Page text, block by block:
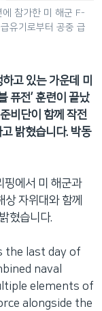
에 참가한 미 해군 F-
유기로부터 공중 급
고 있는 가운데 미
퓨전’ 훈련이 끝났
비단이 함께 작전
밝혔습니다. 박동
핑에서 미 해군과
자위대와 함께
혔습니다.
the last day of
naval
elements of
alongside the